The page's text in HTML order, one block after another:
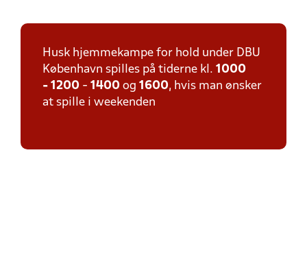
Husk hjemmekampe for hold under DBU
København spilles på tiderne kl. 1000
- 1200 - 1400 og 1600, hvis man ønsker
at spille i weekenden